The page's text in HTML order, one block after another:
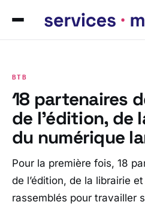
BTB
18 partenaires
de l’édition, de
du numérique
Pour la première fois, 18
de l’édition, de la librairie
rassemblés pour travailler